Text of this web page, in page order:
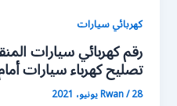
كهربائي سيارات
تصليح كهرباء سيارات
Rwan/28 يونيو، 2021